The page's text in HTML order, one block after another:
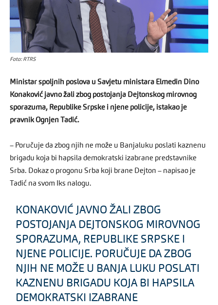
Foto: RTRS
Ministar spoljnih poslova u Savjetu ministara Elmedin Dino
Konaković javno žali zbog postojanja Dejtonskog mirovnog
sporazuma, Republike Srpske i njene policije, istakao je
pravnik Ognjen Tadić.
– Poručuje da zbog njih ne može u Banjaluku poslati kaznenu
brigadu koja bi hapsila demokratski izabrane predstavnike
Srba. Dokaz o progonu Srba koji brane Dejton – napisao je
Tadić na svom Iks nalogu.
KONAKOVIĆ JAVNO ŽALI ZBOG
POSTOJANJA DEJTONSKOG MIROVNOG
SPORAZUMA, REPUBLIKE SRPSKE I
NJENE POLICIJE. PORUČUJE DA ZBOG
NJIH NE MOŽE U BANJA LUKU POSLATI
KAZNENU BRIGADU KOJA BI HAPSILA
DEMOKRATSKI IZABRANE